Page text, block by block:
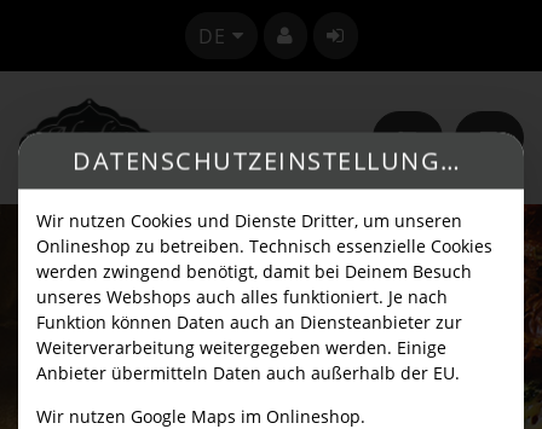
DATENSCHUTZEINSTELLUNGEN
Wir nutzen Cookies und Dienste Dritter, um unseren
Onlineshop zu betreiben. Technisch essenzielle Cookies
werden zwingend benötigt, damit bei Deinem Besuch
unseres Webshops auch alles funktioniert. Je nach
Funktion können Daten auch an Diensteanbieter zur
Weiterverarbeitung weitergegeben werden. Einige
Anbieter übermitteln Daten auch außerhalb der EU.
Wir nutzen Google Maps im Onlineshop.
DE
SPRACHE ÄNDERN